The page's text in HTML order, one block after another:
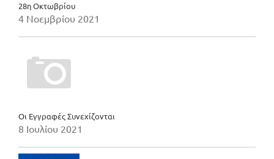
28η Οκτωβρίου
4 Νοεμβρίου 2021
Οι Εγγραφές Συνεχίζονται
8 Ιουλίου 2021